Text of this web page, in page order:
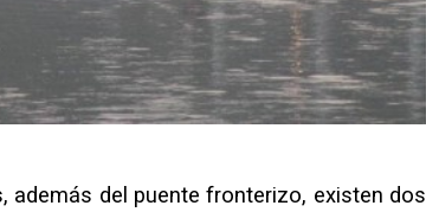
además del puente fronterizo, existen dos